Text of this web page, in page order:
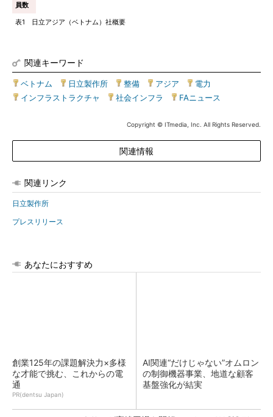
員数
表1 日立アジア（ベトナム）社概要
関連キーワード
ベトナム 日立製作所 整備 アジア 電力
インフラストラクチャ
社会インフラ FAニュース
Copyright © ITmedia, Inc. All Rights Reserved.
関連情報
関連リンク
日立製作所
プレスリリース
あなたにおすすめ
創業125年の課題解決力×多様
な才能で挑む、これからの電
通
PR(dentsu Japan)
AI関連“だけじゃない”オムロン
の制御機器事業、地道な顧客
基盤強化が結実